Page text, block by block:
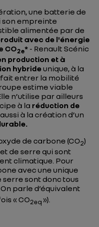
une batterie de
son empreinte
alimentée par de
avec de l'énergie
CO2e* - Renault Scénic
production et à
hybride unique, à la
fait entrer la mobilité
estime viable
n’utilise par ailleurs
à la réduction de
à la création d’un
de carbone (CO2)
de serre qui sont
climatique. Pour
avec une unique
serre sont donc tous
On parle d’équivalent
« CO2eq»).